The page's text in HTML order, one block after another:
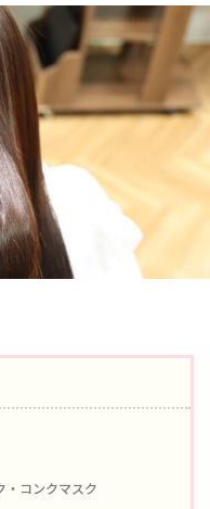
・コンクマスク
改善メニュー
髪にドラマを
ンプートリートメント
韓国へア
フ
縮毛矯正が得意
かしハイライト
ラーとは
ー
の美容室